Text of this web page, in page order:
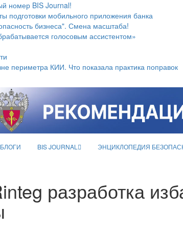
номер BIS Journal!
подготовки мобильного приложения банка
бизнеса". Смена масштаба!
голосовым ассистентом»
периметра КИИ. Что показала практика поправок
БЛОГИ BIS JOURNAL ЭНЦИКЛОПЕДИЯ
разработка